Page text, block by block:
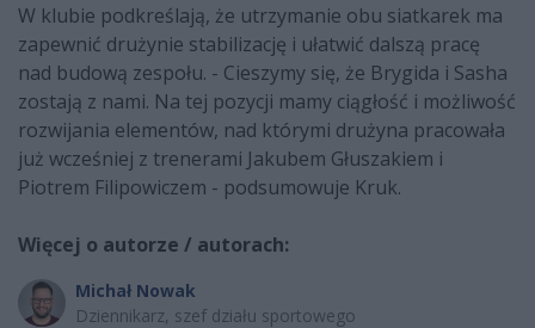
W klubie podkreślają, że utrzymanie obu siatkarek ma
zapewnić drużynie stabilizację i ułatwić dalszą pracę
nad budową zespołu. - Cieszymy się, że Brygida i Sasha
zostają z nami. Na tej pozycji mamy ciągłość i możliwość
rozwijania elementów, nad którymi drużyna pracowała
już wcześniej z trenerami Jakubem Głuszakiem i
Piotrem Filipowiczem - podsumowuje Kruk.
Więcej o autorze / autorach:
Michał Nowak
Dziennikarz, szef działu sportowego